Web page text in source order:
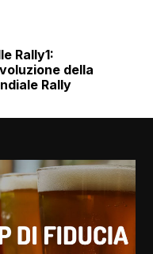
Rally1:
della
Rally